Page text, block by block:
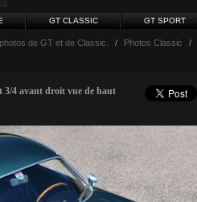
GT CLASSIC GT SPORT
de GT et de Classic. / Photos Classic /
4 avant droit vue de haut